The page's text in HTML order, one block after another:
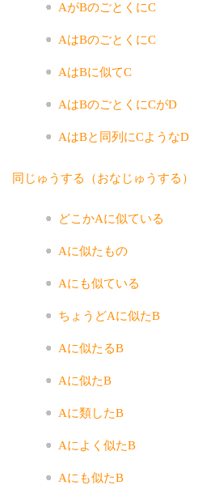
AがBのごとくにC
AはBのごとくにC
AはBに似てC
AはBのごとくにCがD
AはBと同列にCようなD
同じゅうする（おなじゅうする）
どこかAに似ている
Aに似たもの
Aにも似ている
ちょうどAに似たB
Aに似たるB
Aに似たB
Aに類したB
Aによく似たB
Aにも似たB